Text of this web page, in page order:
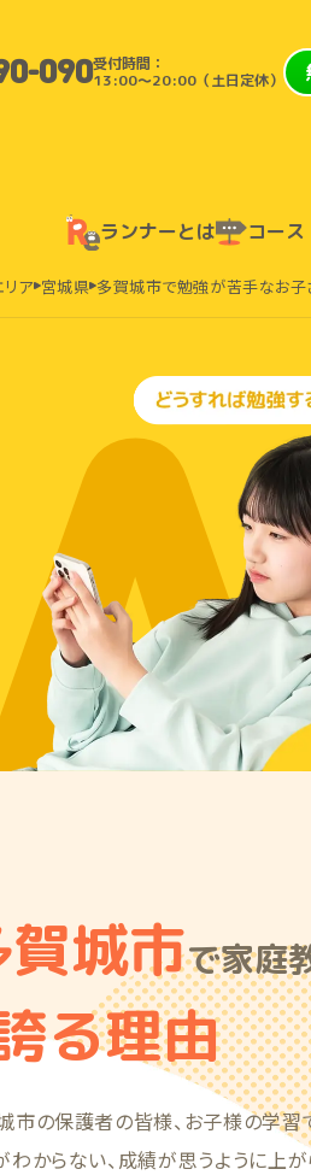
090受付時間：
13:00〜20:00（土日定休）
ランナーとは コー
ア 宮城県 多賀城市で勉強が苦手なお
城市で家庭
る理由
市の保護者の皆様、お子様の学習
わからない、成績が思うように上